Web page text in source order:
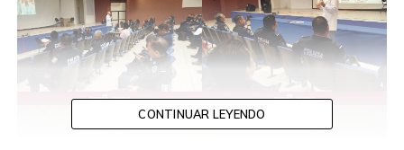
CONTINUAR LEYENDO